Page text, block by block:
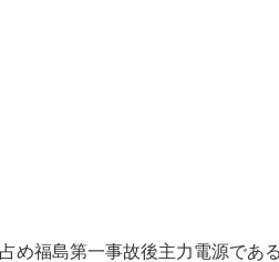
め福島第一事故後主力電源であ